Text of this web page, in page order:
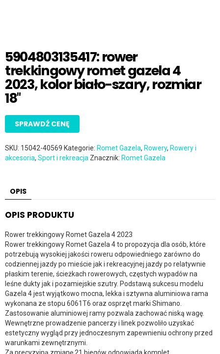
5904803135417: rower
trekkingowy romet gazela 4
2023, kolor biało-szary, rozmiar
18″
SPRAWDŹ CENĘ
SKU: 15042-40569 Kategorie: Romet Gazela, Rowery, Rowery i
akcesoria, Sport i rekreacja Znacznik: Romet Gazela
OPIS
OPIS PRODUKTU
Rower trekkingowy Romet Gazela 4 2023
Rower trekkingowy Romet Gazela 4 to propozycja dla osób, które
potrzebują wysokiej jakości roweru odpowiedniego zarówno do
codziennej jazdy po mieście jak i rekreacyjnej jazdy po relatywnie
płaskim terenie, ścieżkach rowerowych, częstych wypadów na
leśne dukty jak i pozamiejskie szutry. Podstawą sukcesu modelu
Gazela 4 jest wyjątkowo mocna, lekka i sztywna aluminiowa rama
wykonana ze stopu 6061T6 oraz osprzęt marki Shimano.
Zastosowanie aluminiowej ramy pozwala zachować niską wagę.
Wewnętrzne prowadzenie pancerzy i linek pozwoliło uzyskać
estetyczny wygląd przy jednoczesnym zapewnieniu ochrony przed
warunkami zewnętrznymi.